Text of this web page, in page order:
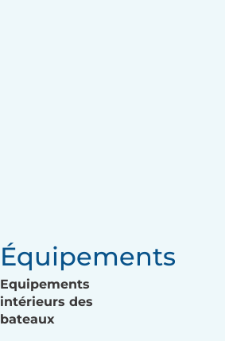
Équipements
Equipements
intérieurs des
bateaux